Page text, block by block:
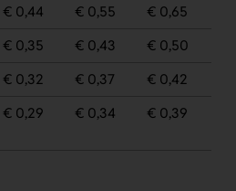
€ 0,44 € 0,55
€ 0,65
€ 0,35 € 0,43
€ 0,50
€ 0,32 € 0,37
€ 0,42
€ 0,29 € 0,34 € 0,39